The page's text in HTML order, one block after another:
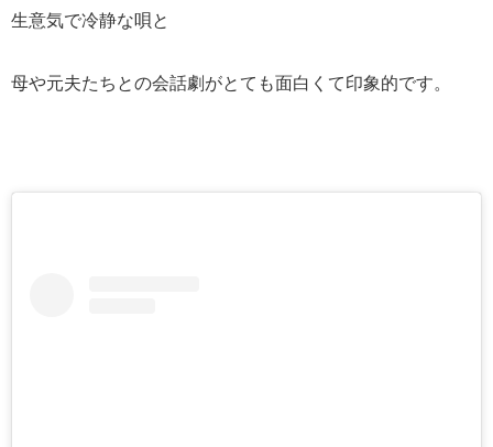
生意気で冷静な唄と
母や元夫たちとの会話劇がとても面白くて印象的です。